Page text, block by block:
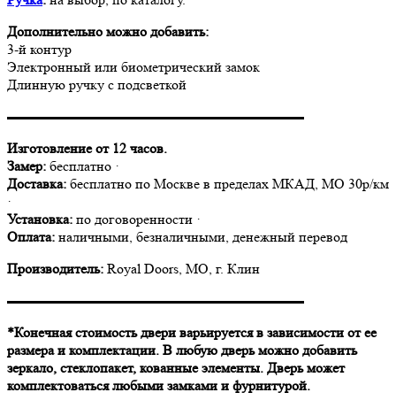
Дополнительно можно добавить:
3-й контур
Электронный или биометрический замок
Длинную ручку с подсветкой
▬▬▬▬▬▬▬▬▬▬▬▬▬▬▬▬▬▬▬▬▬
Изготовление от 12 часов.
Замер: бесплатно ·
Доставка: бесплатно по Москве в пределах МКАД, МО 30р/км
·
Установка: по договоренности ·
Оплата: наличными, безналичными, денежный перевод
Производитель: Royal Doors, МО, г. Клин
▬▬▬▬▬▬▬▬▬▬▬▬▬▬▬▬▬▬▬▬▬
*Конечная стоимость двери варьируется в зависимости от ее
размера и комплектации. В любую дверь можно добавить
зеркало, стеклопакет, кованные элементы. Дверь может
комплектоваться любыми замками и фурнитурой.